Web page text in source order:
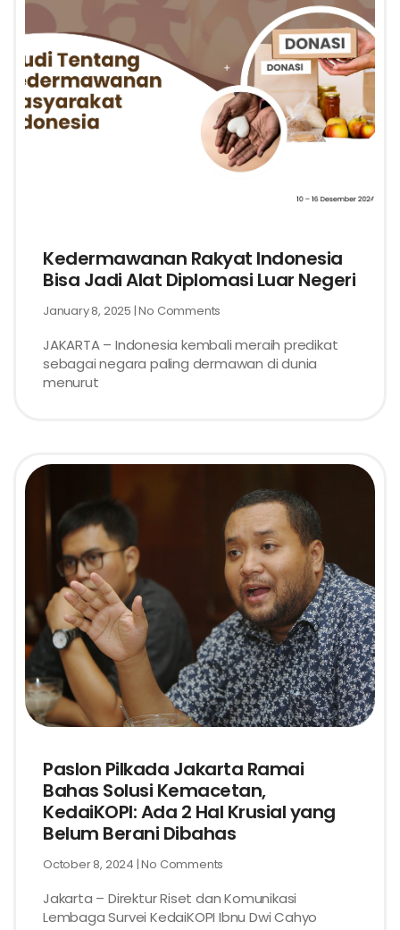
Kedermawanan Rakyat Indonesia
Bisa Jadi Alat Diplomasi Luar Negeri
January 8, 2025 No Comments
JAKARTA – Indonesia kembali meraih predikat
sebagai negara paling dermawan di dunia
menurut
Paslon Pilkada Jakarta Ramai
Bahas Solusi Kemacetan,
KedaiKOPI: Ada 2 Hal Krusial yang
Belum Berani Dibahas
October 8, 2024 No Comments
Jakarta – Direktur Riset dan Komunikasi
Lembaga Survei KedaiKOPI Ibnu Dwi Cahyo